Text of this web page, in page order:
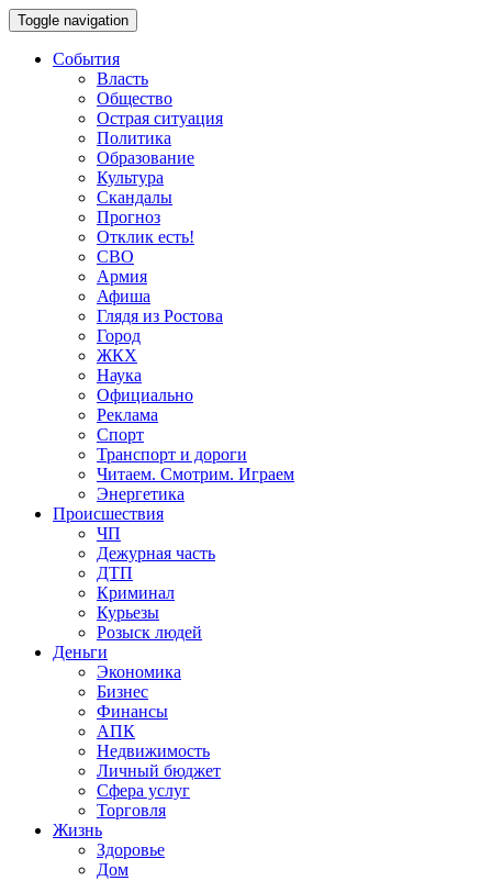
Toggle navigation
События
Власть
Общество
Острая ситуация
Политика
Образование
Культура
Скандалы
Прогноз
Отклик есть!
СВО
Армия
Афиша
Глядя из Ростова
Город
ЖКХ
Наука
Официально
Реклама
Спорт
Транспорт и дороги
Читаем. Смотрим. Играем
Энергетика
Происшествия
ЧП
Дежурная часть
ДТП
Криминал
Курьезы
Розыск людей
Деньги
Экономика
Бизнес
Финансы
АПК
Недвижимость
Личный бюджет
Сфера услуг
Торговля
Жизнь
Здоровье
Дом